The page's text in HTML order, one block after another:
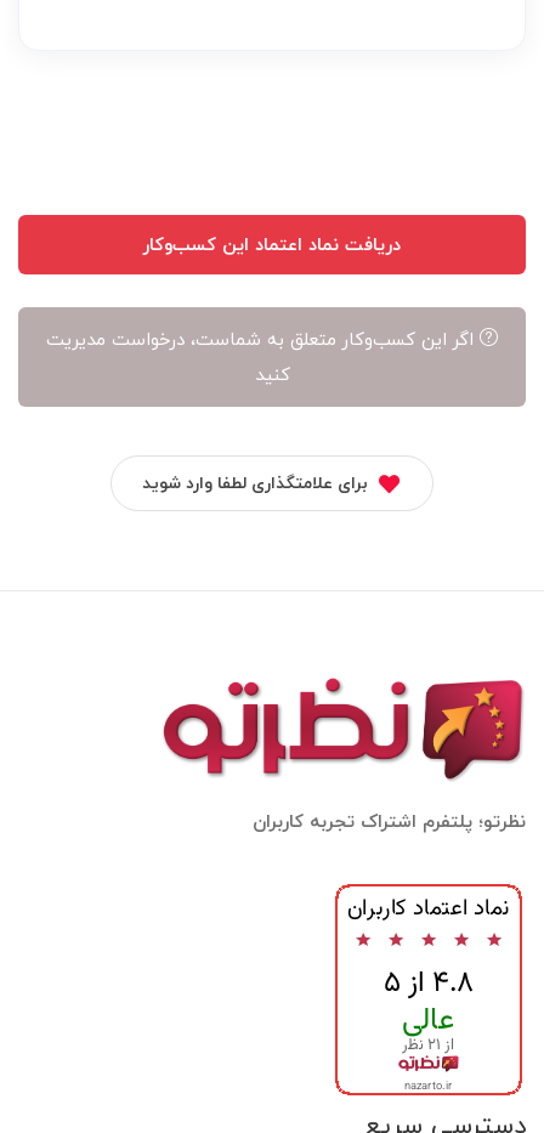
دریافت نماد اعتماد این کسب‌وکار
اگر این کسب‌وکار متعلق به شماست، درخواست مدیریت
کنید
برای علامتگذاری لطفا وارد شوید
نظرتو؛ پلتفرم اشتراک تجربه کاربران